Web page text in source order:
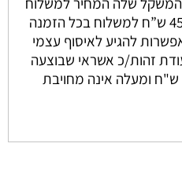
הינו קבוע ועומד על סך של 45 ש”ח למשלוח בכל הזמנה
ישנה אפשרות להגיע לאיסוף עצמי
זהות/כ אשראי שבוצעה
ההזמנה. הזמנה מעל 1000 ש"ח ומעלה אינה מחויבת